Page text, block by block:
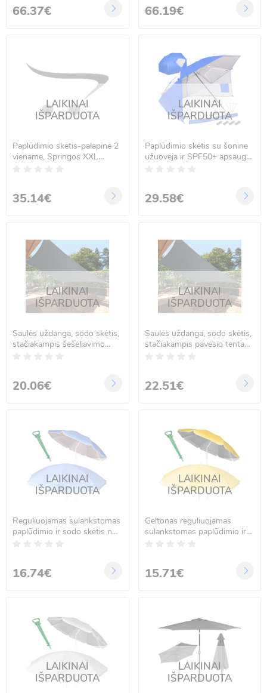
66.37€ 66.19€
LAIKINAI
IŠPARDUOTA
Paplūdimio skėtis-palapinė 2
viename, Springos XXL
35.14€
LAIKINAI
IŠPARDUOTA
Paplūdimio skėtis su šonine
užuovėja ir SPF50+ apsauga,
29.58€
LAIKINAI
IŠPARDUOTA
Saulės uždanga, sodo skėtis,
stačiakampis šešėliavimo
20.06€
LAIKINAI
IŠPARDUOTA
Saulės uždanga, sodo skėtis,
stačiakampis pavėsio tentas,
22.51€
LAIKINAI
IŠPARDUOTA
Reguliuojamas sulankstomas
paplūdimio ir sodo skėtis nuo
16.74€
LAIKINAI
IŠPARDUOTA
Geltonas reguliuojamas
sulankstomas paplūdimio ir
15.71€
LAIKINAI
IŠPARDUOTA
LAIKINAI
IŠPARDUOTA